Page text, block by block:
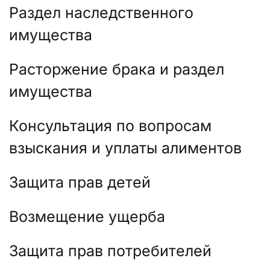
Раздел наследственного
имущества
Расторжение брака и раздел
имущества
Консультация по вопросам
взыскания и уплаты алиментов
Защита прав детей
Возмещение ущерба
Защита прав потребителей